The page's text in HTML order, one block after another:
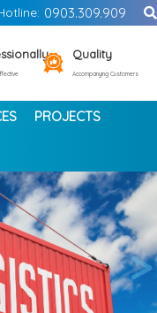
0903.309.909
Quality
Accompanying Customers
PROJECTS
>